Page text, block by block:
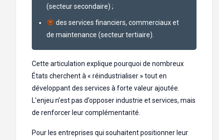
(secteur secondaire) ;
des services financiers, commerciaux et
de maintenance (secteur tertiaire).
Cette articulation explique pourquoi de nombreux
États cherchent à « réindustrialiser » tout en
développant des services à forte valeur ajoutée.
L’enjeu n’est pas d’opposer industrie et services, mais
de renforcer leur complémentarité.
Pour les entreprises qui souhaitent positionner leur